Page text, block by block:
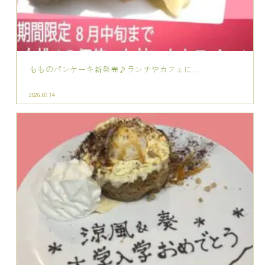
ランチやカフェでお祝いを♪